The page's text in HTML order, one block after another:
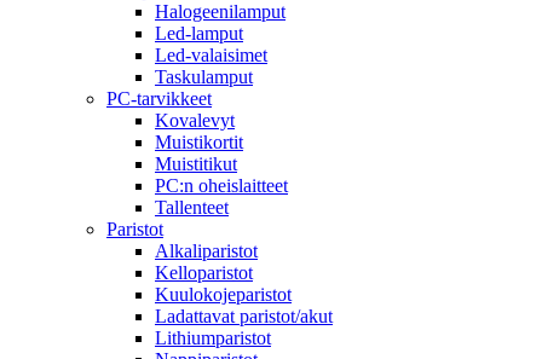
Halogeenilamput
Led-lamput
Led-valaisimet
Taskulamput
PC-tarvikkeet
Kovalevyt
Muistikortit
Muistitikut
PC:n oheislaitteet
Tallenteet
Paristot
Alkaliparistot
Kelloparistot
Kuulokojeparistot
Ladattavat paristot/akut
Lithiumparistot